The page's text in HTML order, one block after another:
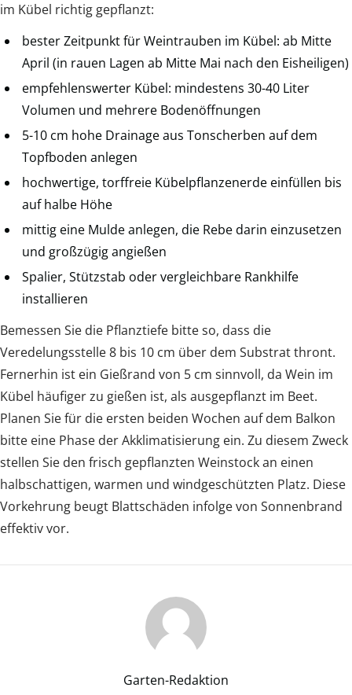
im Kübel richtig gepflanzt:
bester Zeitpunkt für Weintrauben im Kübel: ab Mitte
April (in rauen Lagen ab Mitte Mai nach den Eisheiligen)
empfehlenswerter Kübel: mindestens 30-40 Liter
Volumen und mehrere Bodenöffnungen
5-10 cm hohe Drainage aus Tonscherben auf dem
Topfboden anlegen
hochwertige, torffreie Kübelpflanzenerde einfüllen bis
auf halbe Höhe
mittig eine Mulde anlegen, die Rebe darin einzusetzen
und großzügig angießen
Spalier, Stützstab oder vergleichbare Rankhilfe
installieren
Bemessen Sie die Pflanztiefe bitte so, dass die
Veredelungsstelle 8 bis 10 cm über dem Substrat thront.
Fernerhin ist ein Gießrand von 5 cm sinnvoll, da Wein im
Kübel häufiger zu gießen ist, als ausgepflanzt im Beet.
Planen Sie für die ersten beiden Wochen auf dem Balkon
bitte eine Phase der Akklimatisierung ein. Zu diesem Zweck
stellen Sie den frisch gepflanzten Weinstock an einen
halbschattigen, warmen und windgeschützten Platz. Diese
Vorkehrung beugt Blattschäden infolge von Sonnenbrand
effektiv vor.
Garten-Redaktion